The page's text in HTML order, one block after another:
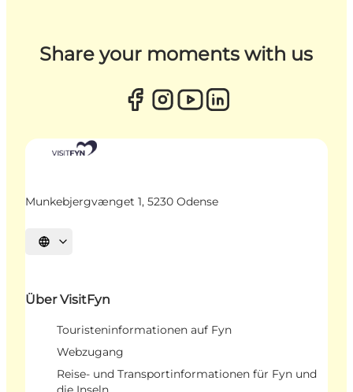
Share your moments with us
Munkebjergvænget 1, 5230 Odense
Sprache auswählen
Über VisitFyn
Touristeninformationen auf Fyn
Webzugang
Reise- und Transportinformationen für Fyn und